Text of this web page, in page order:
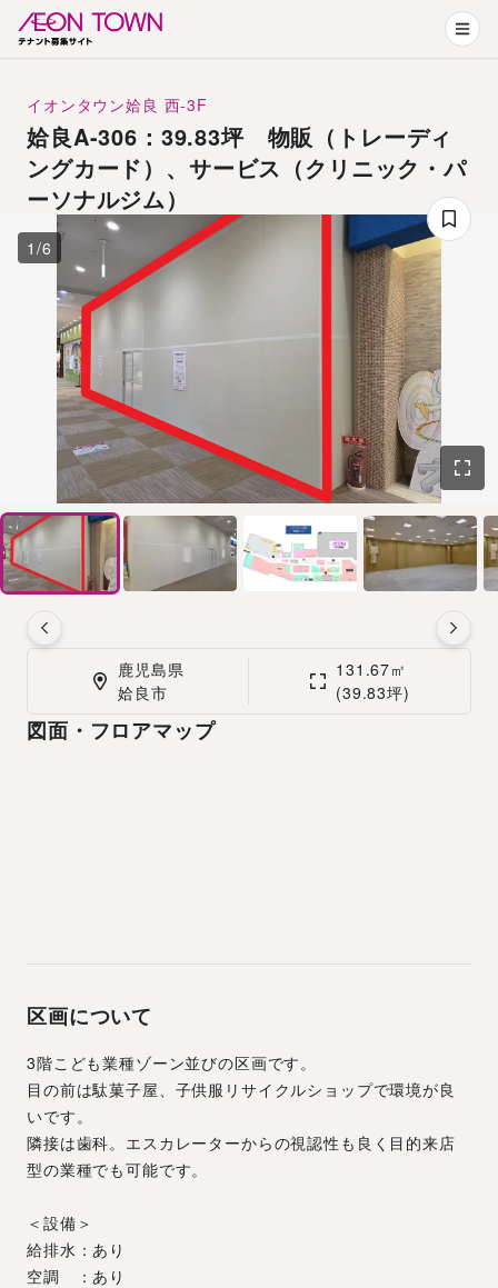
イオンタウン姶良 西-3F
姶良A-306：39.83坪 物販（トレーディ
ングカード）、サービス（クリニック・パ
ーソナルジム）
1 /6
鹿児島県
姶良市
131.67㎡
(39.83坪)
図面・フロアマップ
区画について
3階こども業種ゾーン並びの区画です。
目の前は駄菓子屋、子供服リサイクルショップで環境が良
いです。
隣接は歯科。エスカレーターからの視認性も良く目的来店
型の業種でも可能です。
＜設備＞
給排水：あり
空調　：あり